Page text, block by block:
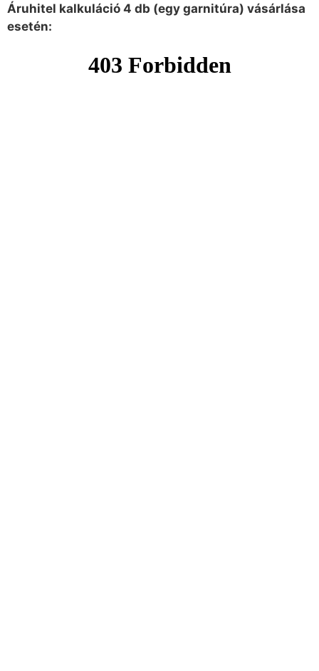
Áruhitel kalkuláció 4 db (egy garnitúra) vásárlása
esetén: